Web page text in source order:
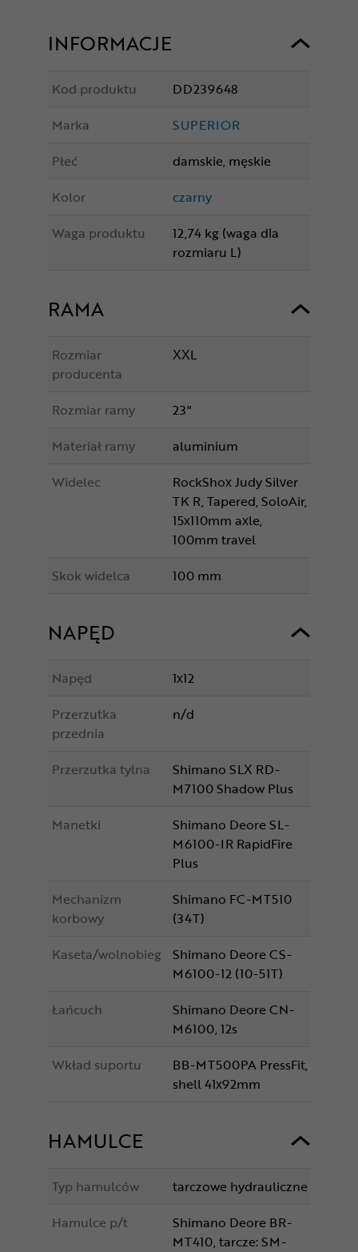
INFORMACJE
Kod produktu
DD239648
Marka
SUPERIOR
Płeć
damskie, męskie
Kolor
czarny
Waga produktu
12,74 kg (waga dla
rozmiaru L)
RAMA
Rozmiar
producenta
XXL
Rozmiar ramy
23"
Materiał ramy
aluminium
Widelec
RockShox Judy Silver
TK R, Tapered, SoloAir,
15x110mm axle,
100mm travel
Skok widelca
100 mm
NAPĘD
Napęd
1x12
Przerzutka
przednia
n/d
Przerzutka tylna
Shimano SLX RD-
M7100 Shadow Plus
Manetki
Shimano Deore SL-
M6100-IR RapidFire
Plus
Mechanizm
korbowy
Shimano FC-MT510
(34T)
Kaseta/wolnobieg
Shimano Deore CS-
M6100-12 (10-51T)
Łańcuch
Shimano Deore CN-
M6100, 12s
Wkład suportu
BB-MT500PA PressFit,
shell 41x92mm
HAMULCE
Typ hamulców
tarczowe hydrauliczne
Hamulce p/t
Shimano Deore BR-
MT410, tarcze: SM-